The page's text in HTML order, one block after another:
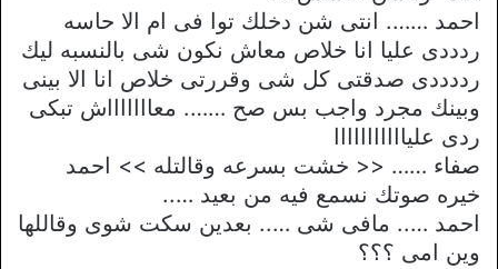
احمد ……. انتى شن دخلك توا فى ام الا حاسه
ردددى عليا انا خلاص معاش نكون شى بالنسبه ليك
رددددى صدقتى كل شى وقررتى خلاص انا الا بينى
وبينك مجرد واجب بس صح ……. معاااااااش تبكى
ردى عليااااااااااا
صفاء …… << خشت بسرعه وقالتله >> احمد
خيره صوتك نسمع فيه من بعيد …..
احمد ….. مافى شى ….. بعدين سكت شوى وقاللها
وين امى ؟؟؟